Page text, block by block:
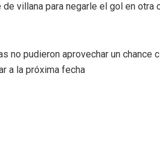
villana para negarle el gol en otra
no pudieron aprovechar un chance
a la próxima fecha